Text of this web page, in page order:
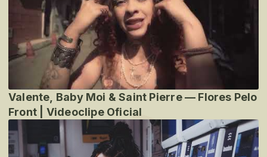
Valente, Baby Moi & Saint Pierre — Flores Pelo
Front | Videoclipe Oficial